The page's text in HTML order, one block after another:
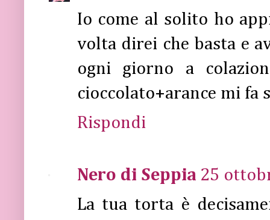
Io come al solito ho
volta direi che basta e
ogni giorno a
cioccolato+arance mi fa
Rispondi
Nero di Seppia 25
La tua torta è